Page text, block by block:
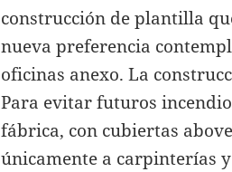
construcción de plantilla
nueva preferencia
oficinas anexo. La
Para evitar futuros
fábrica, con cubiertas
únicamente a carpinterías